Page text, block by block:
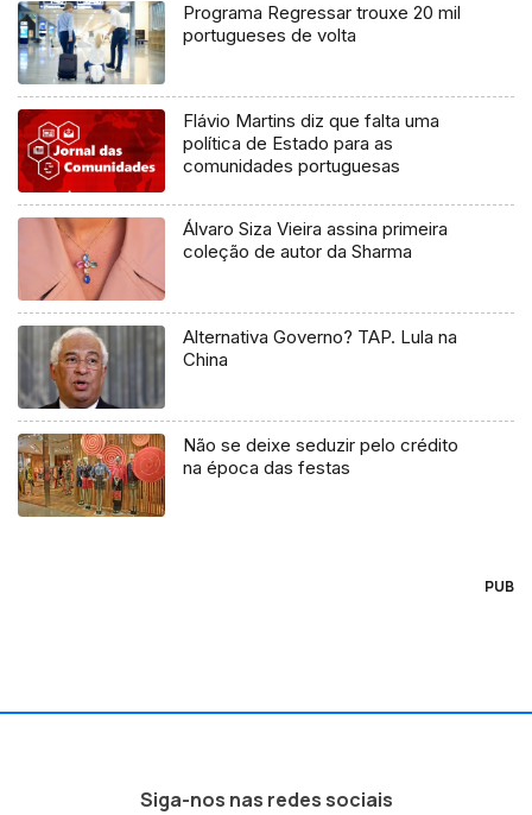
Programa Regressar trouxe 20 mil
portugueses de volta
Flávio Martins diz que falta uma
política de Estado para as
comunidades portuguesas
Álvaro Siza Vieira assina primeira
coleção de autor da Sharma
Alternativa Governo? TAP. Lula na
China
Não se deixe seduzir pelo crédito
na época das festas
PUB
Siga-nos nas redes sociais